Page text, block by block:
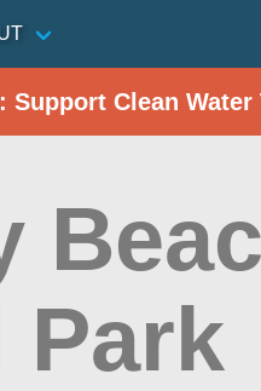
Clean Water
Park